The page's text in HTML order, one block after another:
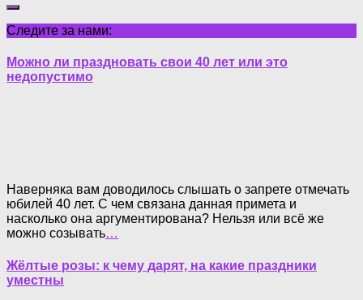
Следите за нами:
Можно ли праздновать свои 40 лет или это
недопустимо
Наверняка вам доводилось слышать о запрете отмечать
юбилей 40 лет. С чем связана данная примета и
насколько она аргументирована? Нельзя или всё же
можно созывать…
Жёлтые розы: к чему дарят, на какие праздники
уместны